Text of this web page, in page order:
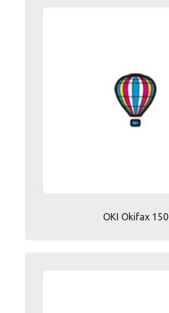
OKI Okifax 150